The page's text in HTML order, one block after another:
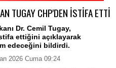
TUGAY CHP'DEN İSTİFA ETTİ
Dr. Cemil Tugay,
ettiğini açıklayarak
edeceğini bildirdi.
2026 Cuma 09:24